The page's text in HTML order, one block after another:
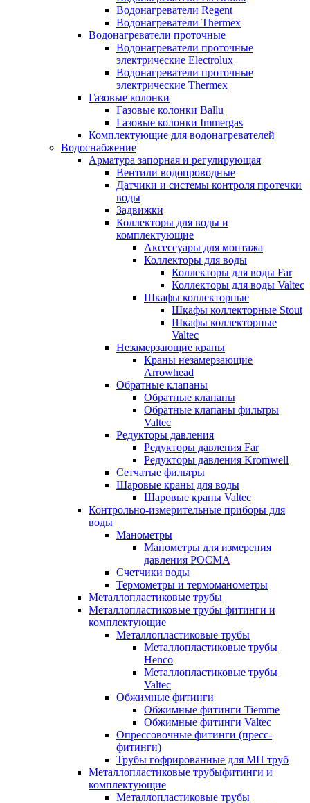
Водонагреватели Regent
Водонагреватели Thermex
Водонагреватели проточные
Водонагреватели проточные
электрические Electrolux
Водонагреватели проточные
электрические Thermex
Газовые колонки
Газовые колонки Ballu
Газовые колонки Immergas
Комплектующие для водонагревателей
Водоснабжение
Арматура запорная и регулирующая
Вентили водопроводные
Датчики и системы контроля протечки
воды
Задвижки
Коллекторы для воды и
комплектующие
Аксессуары для монтажа
Коллекторы для воды
Коллекторы для воды Far
Коллекторы для воды Valtec
Шкафы коллекторные
Шкафы коллекторные Stout
Шкафы коллекторные
Valtec
Незамерзающие краны
Краны незамерзающие
Arrowhead
Обратные клапаны
Обратные клапаны
Обратные клапаны фильтры
Valtec
Редукторы давления
Редукторы давления Far
Редукторы давления Kromwell
Сетчатые фильтры
Шаровые краны для воды
Шаровые краны Valtec
Контрольно-измерительные приборы для
воды
Манометры
Манометры для измерения
давления РОСМА
Счетчики воды
Термометры и термоманометры
Металлопластиковые трубы
Металлопластиковые трубы фитинги и
комплектующие
Металлопластиковые трубы
Металлопластиковые трубы
Henco
Металлопластиковые трубы
Valtec
Обжимные фитинги
Обжимные фитинги Tiemme
Обжимные фитинги Valtec
Опрессовочные фитинги (пресс-
фитинги)
Трубы гофрированные для МП труб
Металлопластиковые трубыфитинги и
комплектующие
Металлопластиковые трубы